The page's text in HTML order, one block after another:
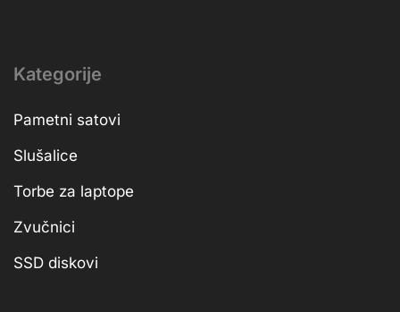
Kategorije
Pametni satovi
Slušalice
Torbe za laptope
Zvučnici
SSD diskovi